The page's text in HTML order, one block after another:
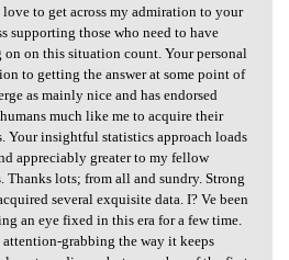
to get across my admiration to your
supporting those who need to have
on on this situation count. Your personal
to getting the answer at some point of
as mainly nice and has endorsed
much like me to acquire their
Your insightful statistics approach loads
appreciably greater to my fellow
Thanks lots; from all and sundry. Strong
several exquisite data. I? Ve been
an eye fixed in this era for a few time.
attention-grabbing the way it keeps